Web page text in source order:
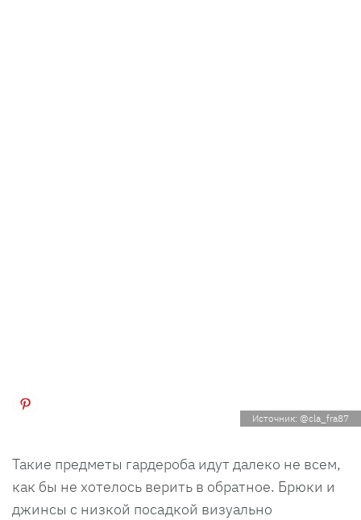
Источник: @cla_fra87
Такие предметы гардероба идут далеко не всем,
как бы не хотелось верить в обратное. Брюки и
джинсы с низкой посадкой визуально